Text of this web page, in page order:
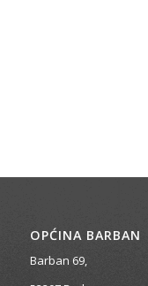
OPĆINA BARBAN
Barban 69,